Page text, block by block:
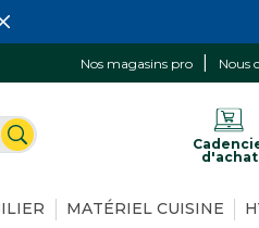
Nos magasins pro Nous
d'achat
MATÉRIEL CUISINE